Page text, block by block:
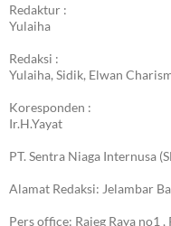
Redaktur :
Yulaiha
Redaksi :
Yulaiha, Sidik, Elwan
Koresponden :
Ir.H.Yayat
PT. Sentra Niaga Internusa
Alamat Redaksi: Jelambar
Pers office: Rajeg Raya no1